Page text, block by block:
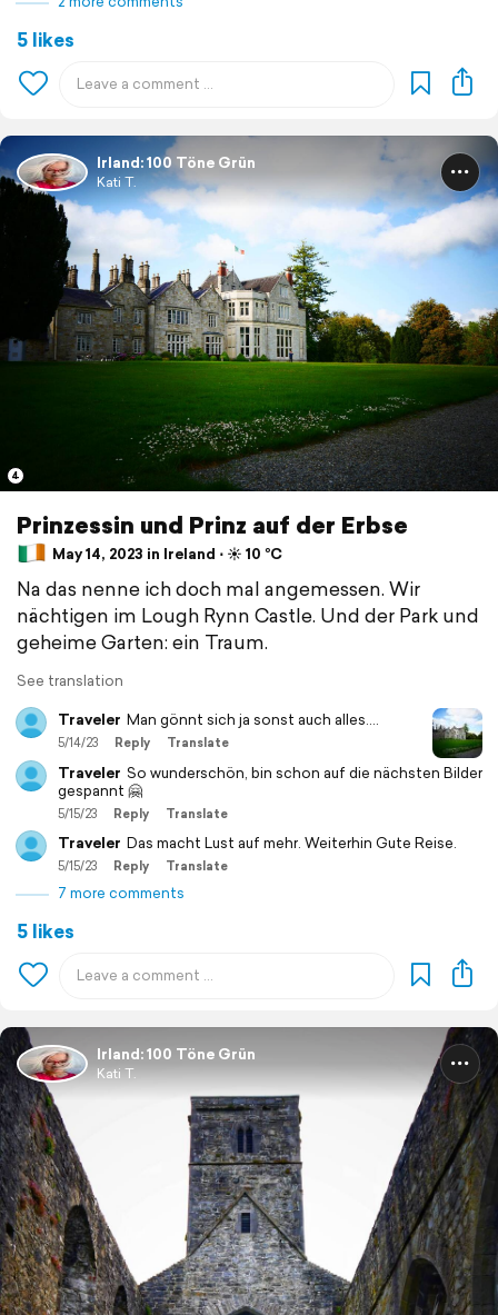
5 likes
Irland: 100 Töne Grün
Kati T.
4
Prinzessin und Prinz auf der Erbse
May 14, 2023 in Ireland ⋅ ☀️ 10 °C
Na das nenne ich doch mal angemessen. Wir
nächtigen im Lough Rynn Castle. Und der Park und
geheime Garten: ein Traum.
See translation
Traveler Man gönnt sich ja sonst auch alles....
5/14/23 Reply Translate
Traveler So wunderschön, bin schon auf die nächsten Bilder
gespannt 🤗
5/15/23 Reply Translate
Traveler Das macht Lust auf mehr. Weiterhin Gute Reise.
5/15/23 Reply Translate
7 more comments
5 likes
Irland: 100 Töne Grün
Kati T.